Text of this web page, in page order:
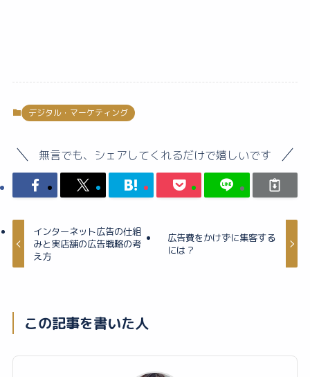
デジタル・マーケティング
無言でも、シェアしてくれるだけで嬉しいです
インターネット広告の仕組
みと実店舗の広告戦略の考
え方
広告費をかけずに集客する
には？
この記事を書いた人